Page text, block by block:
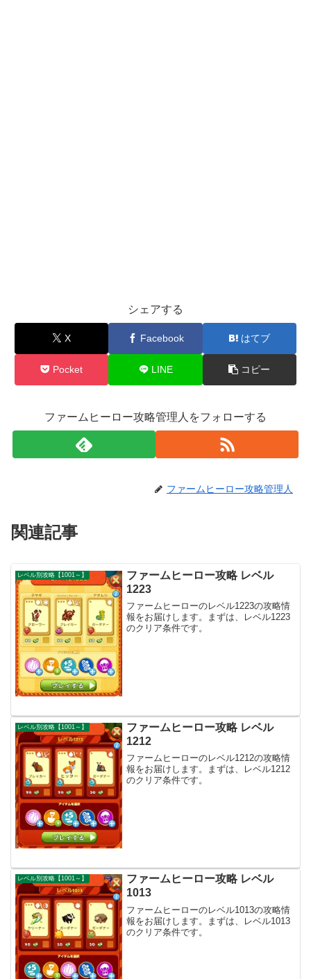
シェアする
X Facebook はてブ
Pocket LINE コピー
ファームヒーロー攻略管理人をフォローする
ファームヒーロー攻略管理人
関連記事
レベル別攻略【1001～】
ファームヒーロー攻略 レベル
1223
ファームヒーローのレベル1223の攻略情
報をお届けします。まずは、レベル1223
のクリア条件です。
レベル別攻略【1001～】
ファームヒーロー攻略 レベル
1212
ファームヒーローのレベル1212の攻略情
報をお届けします。まずは、レベル1212
のクリア条件です。
レベル別攻略【1001～】
ファームヒーロー攻略 レベル
1013
ファームヒーローのレベル1013の攻略情
報をお届けします。まずは、レベル1013
のクリア条件です。